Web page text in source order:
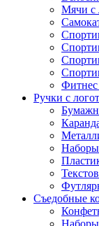
Мячи с
Фитнес
Ручки с
Наборы
Съедобные